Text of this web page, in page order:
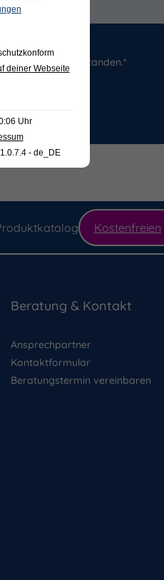
gelesen und verstanden.*
Kostenfreien
Beratung & Kontakt
Ansprechpartner
Kontaktformular
Beratungstermin vereinbaren
deiner Webseite
Uhr
- de_DE